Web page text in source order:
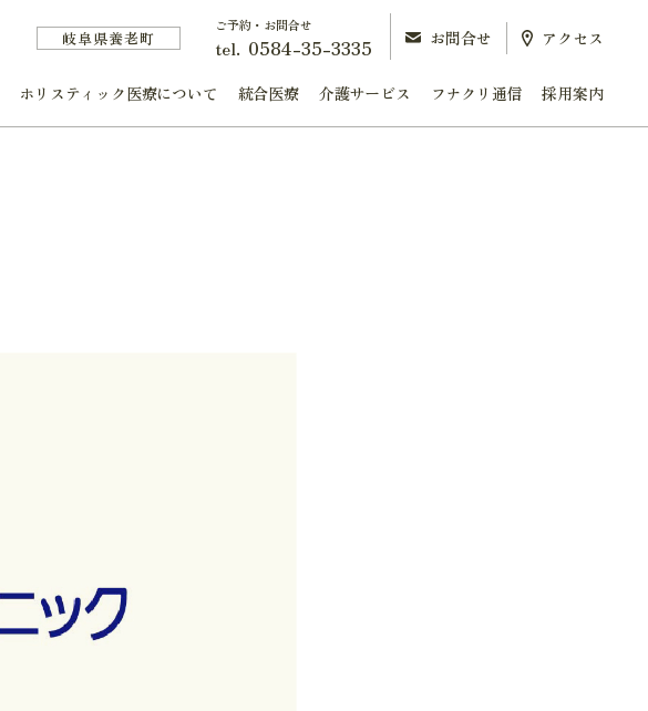
ホリスティック医療について 統合医療 介護サービス フナクリ通信 採用案内
岐阜県養老町
ご予約・お問合せ
tel. 0584-35-3335 お問合せ アクセス